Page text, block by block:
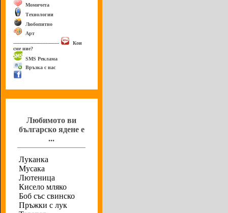
Момичета
Технологии
Любопитно
Арт
------------------------------
Кои
сме ние?
SMS Реклама
Връзка с нас
Любимото ви
българско ядене е
...
Луканка
Мусака
Лютеница
Кисело мляко
Боб със свинско
Пръжки с лук